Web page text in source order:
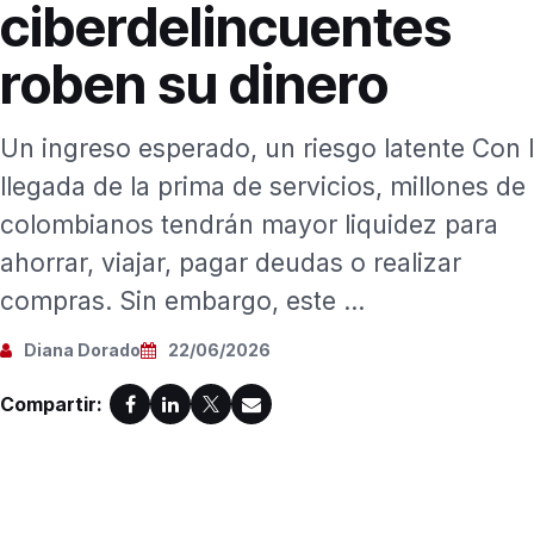
ciberdelincuentes
roben su dinero
Un ingreso esperado, un riesgo latente Con
llegada de la prima de servicios, millones de
colombianos tendrán mayor liquidez para
ahorrar, viajar, pagar deudas o realizar
compras. Sin embargo, este ...
Diana Dorado 22/06/2026
Compartir: